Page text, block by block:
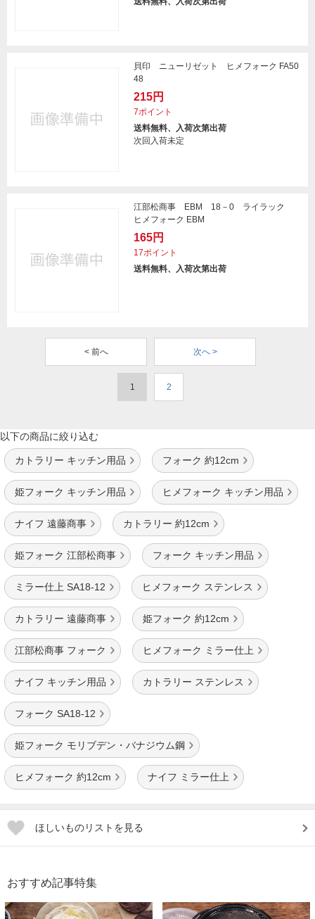
貝印 ニューリゼット ヒメフォーク FA50
48
215円
7ポイント
送料無料、入荷次第出荷
次回入荷未定
江部松商事 EBM 18－0 ライラック
ヒメフォーク EBM
165円
17ポイント
送料無料、入荷次第出荷
< 前へ 次へ >
1 2
以下の商品に絞り込む
カトラリー キッチン用品 フォーク 約12cm
姫フォーク キッチン用品 ヒメフォーク キッチン用品
ナイフ 遠藤商事 カトラリー 約12cm
姫フォーク 江部松商事 フォーク キッチン用品
ミラー仕上 SA18-12 ヒメフォーク ステンレス
カトラリー 遠藤商事 姫フォーク 約12cm
江部松商事 フォーク ヒメフォーク ミラー仕上
ナイフ キッチン用品 カトラリー ステンレス
フォーク SA18-12
姫フォーク モリブデン・バナジウム鋼
ヒメフォーク 約12cm ナイフ ミラー仕上
ほしいものリストを見る
おすすめ記事特集